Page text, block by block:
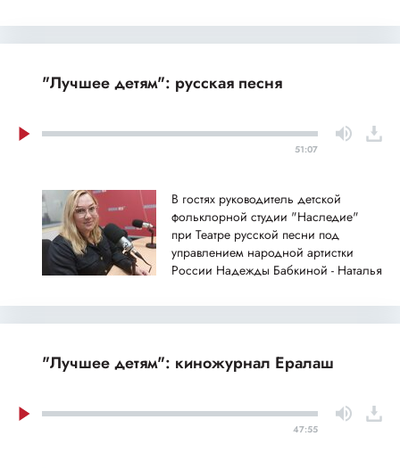
"Лучшее детям": русская песня
51:07
В гостях руководитель детской
фольклорной студии "Наследие"
при Театре русской песни под
управлением народной артистки
России Надежды Бабкиной - Наталья
"Лучшее детям": киножурнал Ералаш
47:55